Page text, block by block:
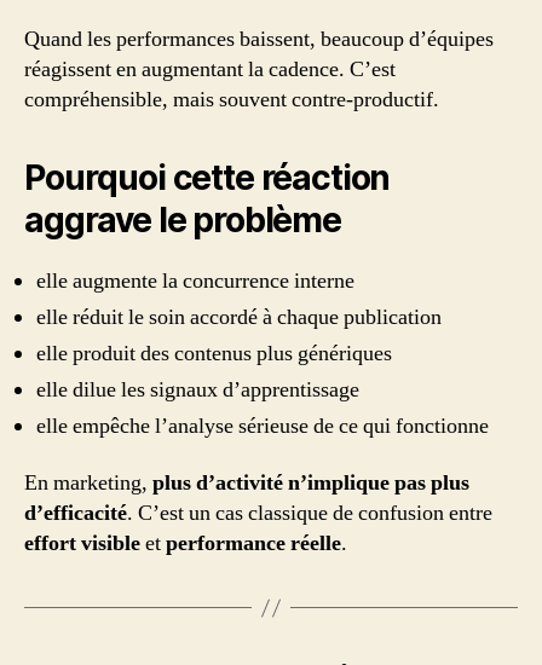
Quand les performances baissent, beaucoup d’équipes
réagissent en augmentant la cadence. C’est
compréhensible, mais souvent contre-productif.
Pourquoi cette réaction
aggrave le problème
elle augmente la concurrence interne
elle réduit le soin accordé à chaque publication
elle produit des contenus plus génériques
elle dilue les signaux d’apprentissage
elle empêche l’analyse sérieuse de ce qui fonctionne
En marketing, plus d’activité n’implique pas plus
d’efficacité. C’est un cas classique de confusion entre
effort visibleetperformance réelle.